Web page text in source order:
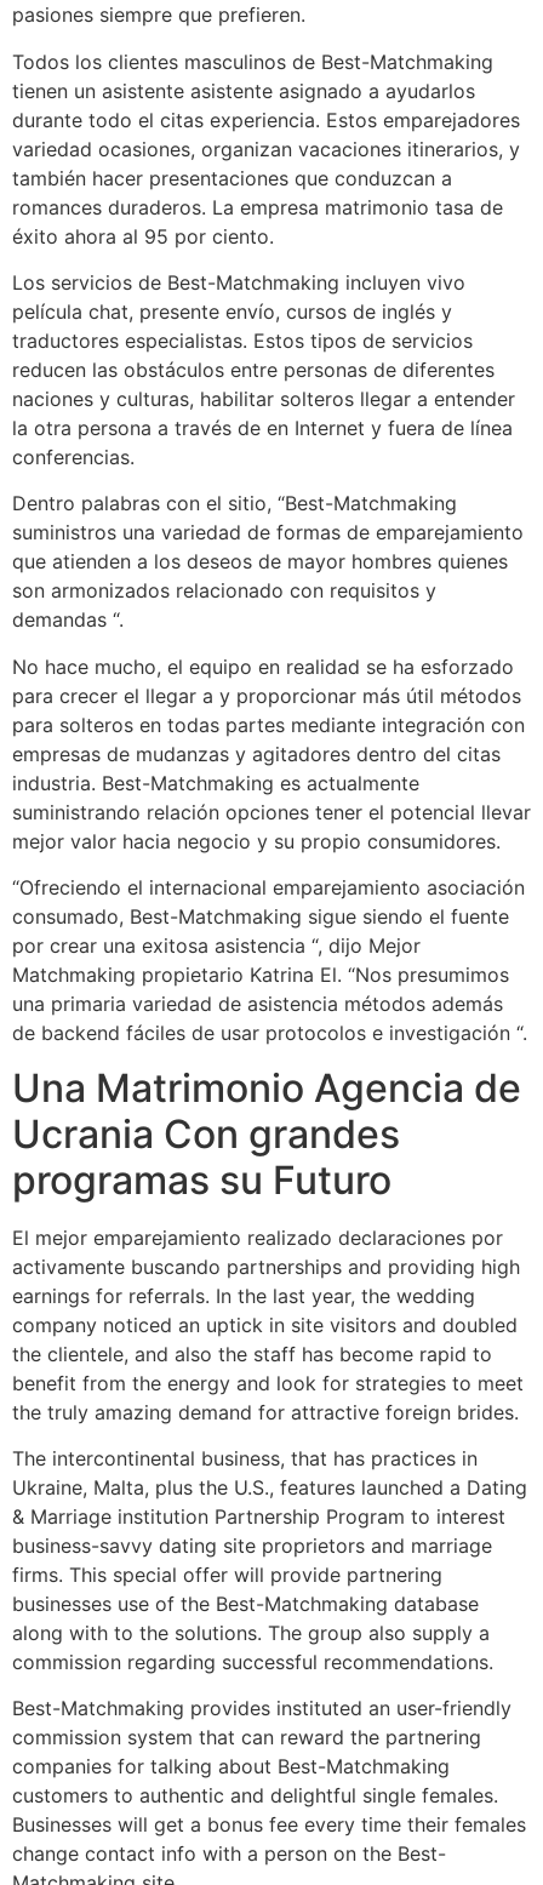
pasiones siempre que prefieren.
Todos los clientes masculinos de Best-Matchmaking
tienen un asistente asistente asignado a ayudarlos
durante todo el citas experiencia. Estos emparejadores
variedad ocasiones, organizan vacaciones itinerarios, y
también hacer presentaciones que conduzcan a
romances duraderos. La empresa matrimonio tasa de
éxito ahora al 95 por ciento.
Los servicios de Best-Matchmaking incluyen vivo
película chat, presente envío, cursos de inglés y
traductores especialistas. Estos tipos de servicios
reducen las obstáculos entre personas de diferentes
naciones y culturas, habilitar solteros llegar a entender
la otra persona a través de en Internet y fuera de línea
conferencias.
Dentro palabras con el sitio, “Best-Matchmaking
suministros una variedad de formas de emparejamiento
que atienden a los deseos de mayor hombres quienes
son armonizados relacionado con requisitos y
demandas “.
No hace mucho, el equipo en realidad se ha esforzado
para crecer el llegar a y proporcionar más útil métodos
para solteros en todas partes mediante integración con
empresas de mudanzas y agitadores dentro del citas
industria. Best-Matchmaking es actualmente
suministrando relación opciones tener el potencial llevar
mejor valor hacia negocio y su propio consumidores.
“Ofreciendo el internacional emparejamiento asociación
consumado, Best-Matchmaking sigue siendo el fuente
por crear una exitosa asistencia “, dijo Mejor
Matchmaking propietario Katrina El. “Nos presumimos
una primaria variedad de asistencia métodos además
de backend fáciles de usar protocolos e investigación “.
Una Matrimonio Agencia de
Ucrania Con grandes
programas su Futuro
El mejor emparejamiento realizado declaraciones por
activamente buscando partnerships and providing high
earnings for referrals. In the last year, the wedding
company noticed an uptick in site visitors and doubled
the clientele, and also the staff has become rapid to
benefit from the energy and look for strategies to meet
the truly amazing demand for attractive foreign brides.
The intercontinental business, that has practices in
Ukraine, Malta, plus the U.S., features launched a Dating
& Marriage institution Partnership Program to interest
business-savvy dating site proprietors and marriage
firms. This special offer will provide partnering
businesses use of the Best-Matchmaking database
along with to the solutions. The group also supply a
commission regarding successful recommendations.
Best-Matchmaking provides instituted an user-friendly
commission system that can reward the partnering
companies for talking about Best-Matchmaking
customers to authentic and delightful single females.
Businesses will get a bonus fee every time their females
change contact info with a person on the Best-